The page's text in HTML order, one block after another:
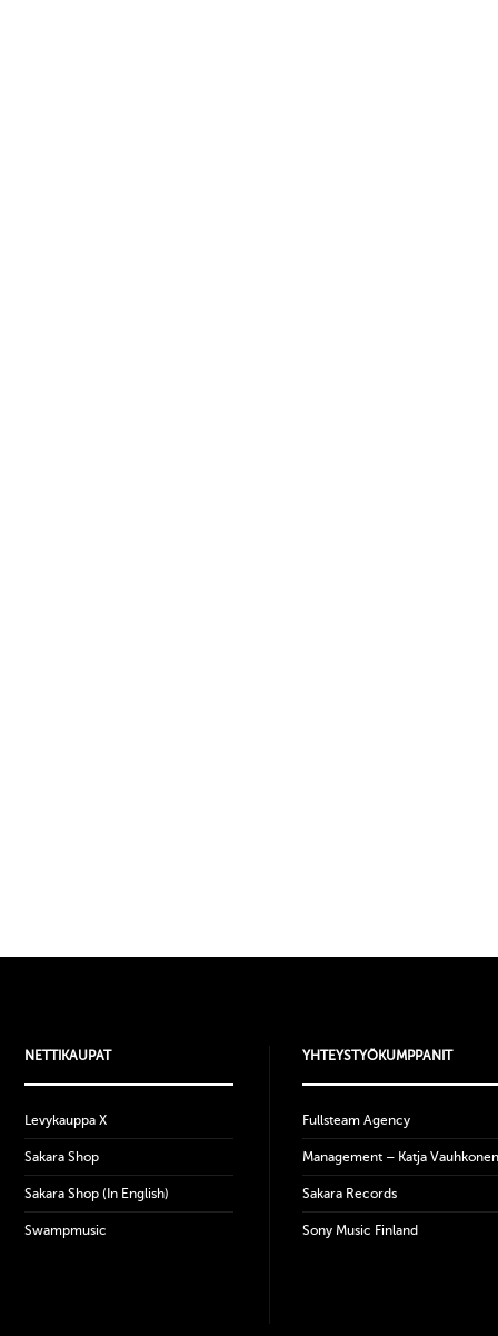
NETTIKAUPAT
Levykauppa X
Sakara Shop
Sakara Shop (In English)
Swampmusic
YHTEYSTYÖKUMPPANIT
Fullsteam Agency
Management – Katja Vauhkonen
Sakara Records
Sony Music Finland